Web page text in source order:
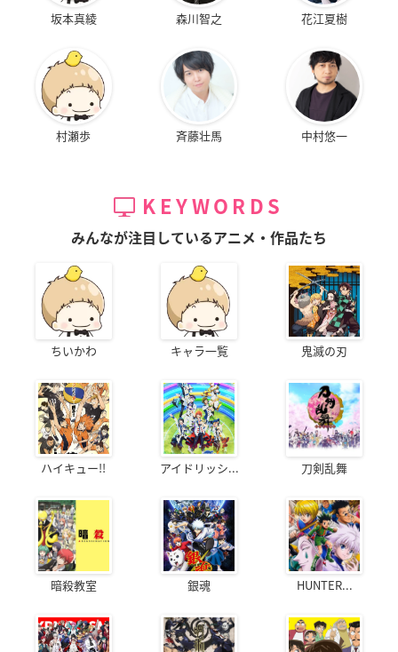
坂本真綾 森川智之 花江夏樹
村瀬歩 斉藤壮馬 中村悠一
KEYWORDS
みんなが注目しているアニメ・作品たち
ちいかわ キャラ一覧 鬼滅の刃
ハイキュー!! アイドリッシ... 刀剣乱舞
暗殺教室 銀魂 HUNTER...